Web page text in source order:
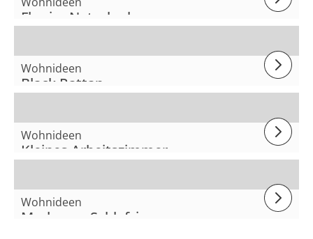
Flur im Naturlook
Wohnideen
Black Rattan
Wohnideen
Kleines Arbeitszimmer
Wohnideen
Modernes Schlafzimmer